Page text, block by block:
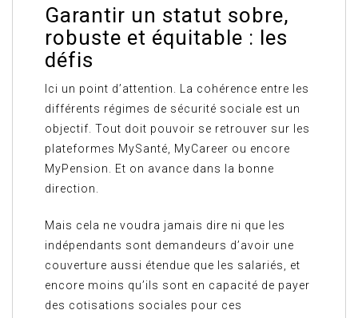
Garantir un statut sobre,
robuste et équitable : les
défis
Ici un point d’attention. La cohérence entre les
différents régimes de sécurité sociale est un
objectif. Tout doit pouvoir se retrouver sur les
plateformes MySanté, MyCareer ou encore
MyPension. Et on avance dans la bonne
direction.
Mais cela ne voudra jamais dire ni que les
indépendants sont demandeurs d’avoir une
couverture aussi étendue que les salariés, et
encore moins qu’ils sont en capacité de payer
des cotisations sociales pour ces